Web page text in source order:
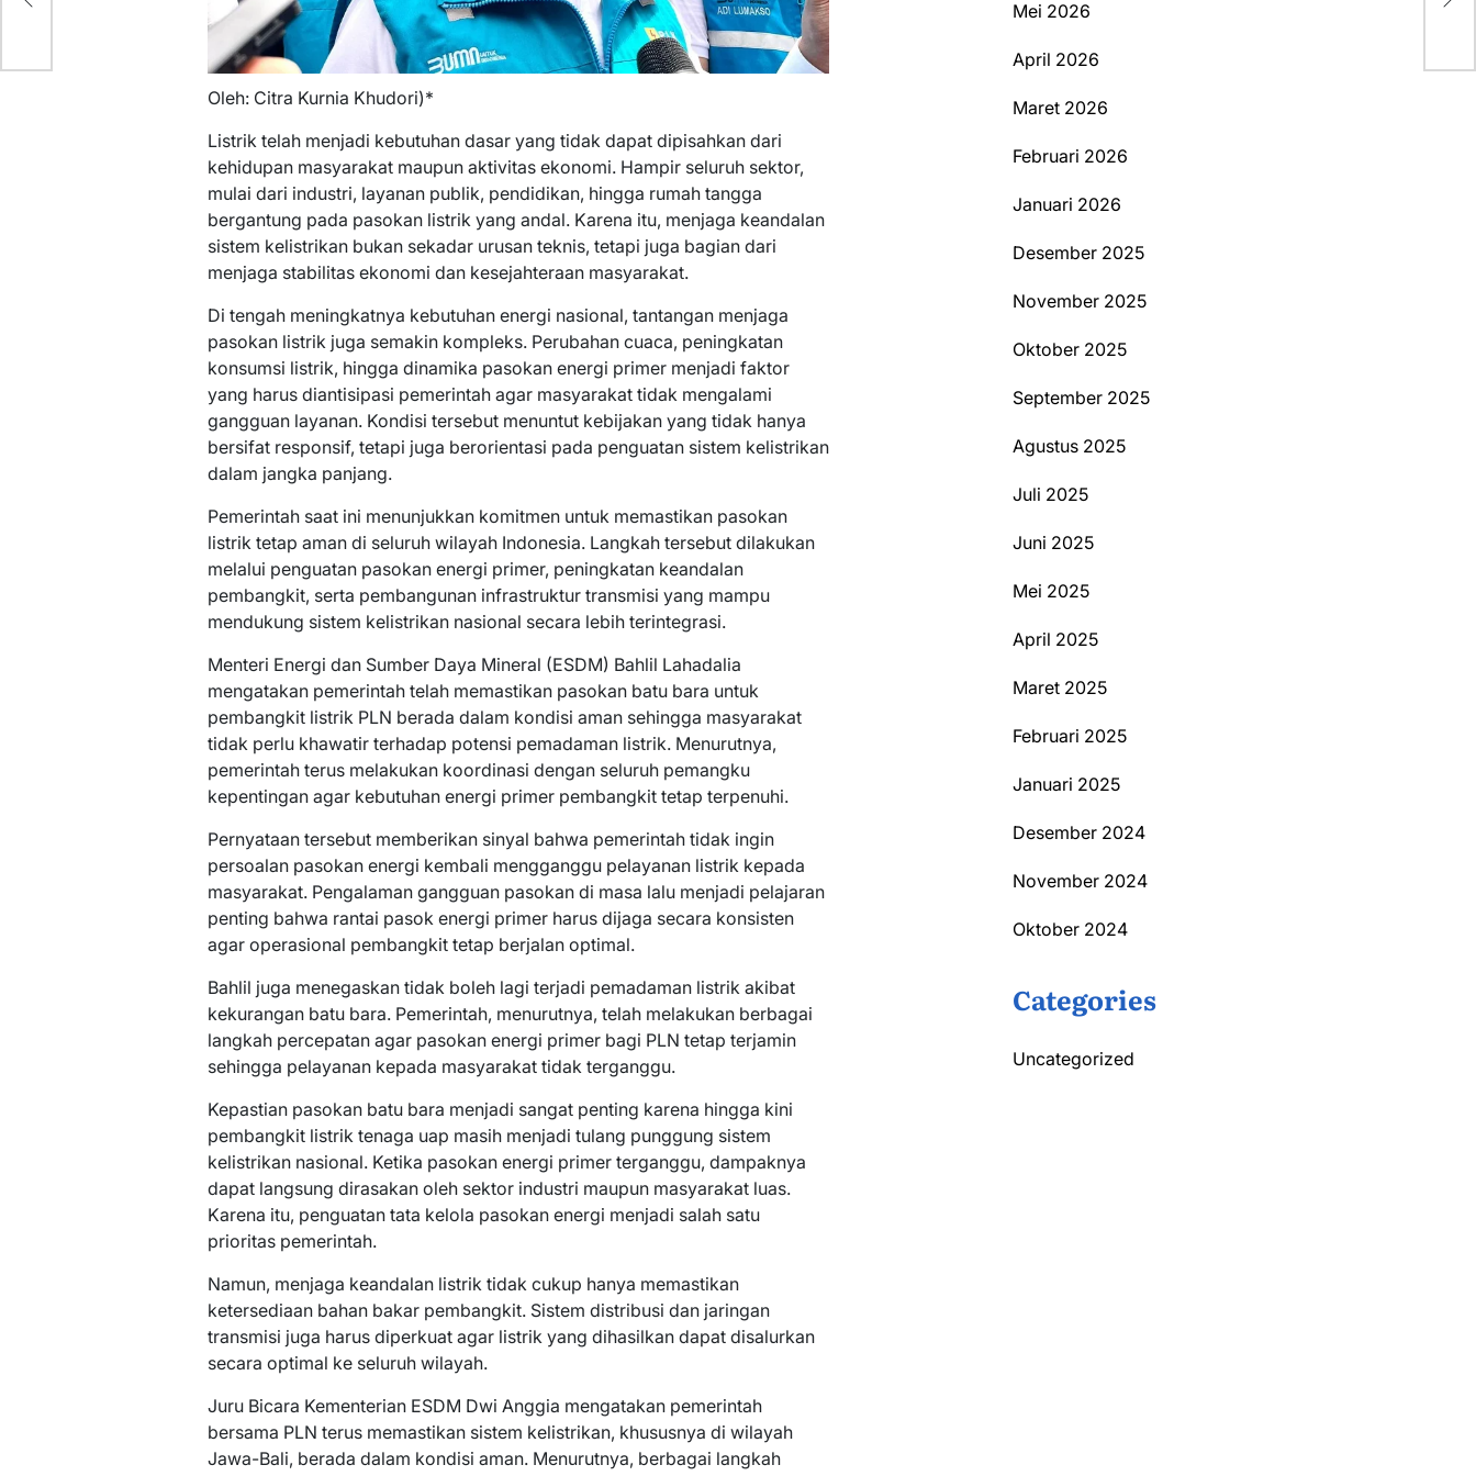
Oleh: Citra Kurnia Khudori)*
Listrik telah menjadi kebutuhan dasar yang tidak dapat dipisahkan dari
kehidupan masyarakat maupun aktivitas ekonomi. Hampir seluruh sektor,
mulai dari industri, layanan publik, pendidikan, hingga rumah tangga
bergantung pada pasokan listrik yang andal. Karena itu, menjaga keandalan
sistem kelistrikan bukan sekadar urusan teknis, tetapi juga bagian dari
menjaga stabilitas ekonomi dan kesejahteraan masyarakat.
Di tengah meningkatnya kebutuhan energi nasional, tantangan menjaga
pasokan listrik juga semakin kompleks. Perubahan cuaca, peningkatan
konsumsi listrik, hingga dinamika pasokan energi primer menjadi faktor
yang harus diantisipasi pemerintah agar masyarakat tidak mengalami
gangguan layanan. Kondisi tersebut menuntut kebijakan yang tidak hanya
bersifat responsif, tetapi juga berorientasi pada penguatan sistem kelistrikan
dalam jangka panjang.
Pemerintah saat ini menunjukkan komitmen untuk memastikan pasokan
listrik tetap aman di seluruh wilayah Indonesia. Langkah tersebut dilakukan
melalui penguatan pasokan energi primer, peningkatan keandalan
pembangkit, serta pembangunan infrastruktur transmisi yang mampu
mendukung sistem kelistrikan nasional secara lebih terintegrasi.
Menteri Energi dan Sumber Daya Mineral (ESDM) Bahlil Lahadalia
mengatakan pemerintah telah memastikan pasokan batu bara untuk
pembangkit listrik PLN berada dalam kondisi aman sehingga masyarakat
tidak perlu khawatir terhadap potensi pemadaman listrik. Menurutnya,
pemerintah terus melakukan koordinasi dengan seluruh pemangku
kepentingan agar kebutuhan energi primer pembangkit tetap terpenuhi.
Pernyataan tersebut memberikan sinyal bahwa pemerintah tidak ingin
persoalan pasokan energi kembali mengganggu pelayanan listrik kepada
masyarakat. Pengalaman gangguan pasokan di masa lalu menjadi pelajaran
penting bahwa rantai pasok energi primer harus dijaga secara konsisten
agar operasional pembangkit tetap berjalan optimal.
Bahlil juga menegaskan tidak boleh lagi terjadi pemadaman listrik akibat
kekurangan batu bara. Pemerintah, menurutnya, telah melakukan berbagai
langkah percepatan agar pasokan energi primer bagi PLN tetap terjamin
sehingga pelayanan kepada masyarakat tidak terganggu.
Kepastian pasokan batu bara menjadi sangat penting karena hingga kini
pembangkit listrik tenaga uap masih menjadi tulang punggung sistem
kelistrikan nasional. Ketika pasokan energi primer terganggu, dampaknya
dapat langsung dirasakan oleh sektor industri maupun masyarakat luas.
Karena itu, penguatan tata kelola pasokan energi menjadi salah satu
prioritas pemerintah.
Namun, menjaga keandalan listrik tidak cukup hanya memastikan
ketersediaan bahan bakar pembangkit. Sistem distribusi dan jaringan
transmisi juga harus diperkuat agar listrik yang dihasilkan dapat disalurkan
secara optimal ke seluruh wilayah.
Juru Bicara Kementerian ESDM Dwi Anggia mengatakan pemerintah
bersama PLN terus memastikan sistem kelistrikan, khususnya di wilayah
Jawa-Bali, berada dalam kondisi aman. Menurutnya, berbagai langkah
Mei 2026
April 2026
Maret 2026
Februari 2026
Januari 2026
Desember 2025
November 2025
Oktober 2025
September 2025
Agustus 2025
Juli 2025
Juni 2025
Mei 2025
April 2025
Maret 2025
Februari 2025
Januari 2025
Desember 2024
November 2024
Oktober 2024
Categories
Uncategorized